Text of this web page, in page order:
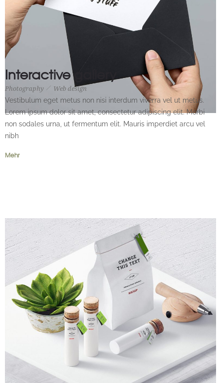
Photography Web design
Interactive gallery
Photography Web design
Vestibulum eget metus non nisi interdum viverra vel ut metus.
Lorem ipsum dolor sit amet, consectetur adipiscing elit. Morbi
non sodales urna, ut fermentum elit. Mauris imperdiet arcu vel
nibh
Mehr